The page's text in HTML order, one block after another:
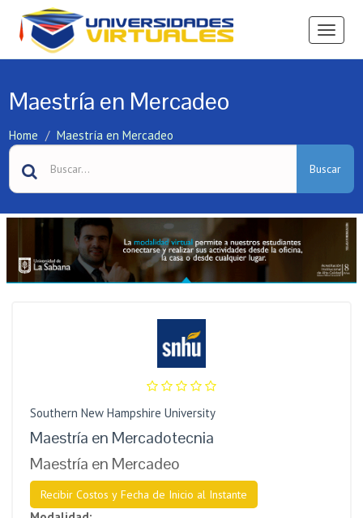
Ver
Maestría en Mercadeo
Home Maestría en Mercadeo
Buscar
Southern New Hampshire University
Maestría en Mercadotecnia
Maestría en Mercadeo
Recibir Costos y Fecha de Inicio al Instante